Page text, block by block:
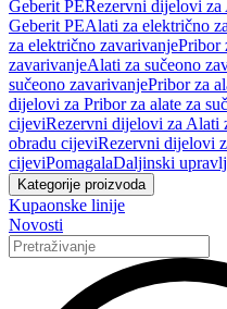
Geberit PERezervni dijelovi za
Geberit PEAlati za električno
za električno zavarivanjePribor
zavarivanjeAlati za sučeono
sučeono zavarivanjePribor za
dijelovi za Pribor za alate za
cijeviRezervni dijelovi za Alati
obradu cijeviRezervni dijelovi
cijeviPomagalaDaljinski
Kategorije proizvoda
Kupaonske linije
Novosti